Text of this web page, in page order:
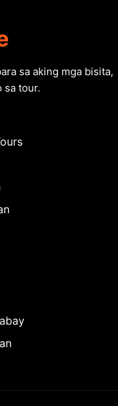
sa aking mga bisita,
sa tour.